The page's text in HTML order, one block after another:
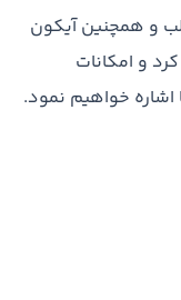
و همچنین آیکون
و امکانات
خواهیم نمود.